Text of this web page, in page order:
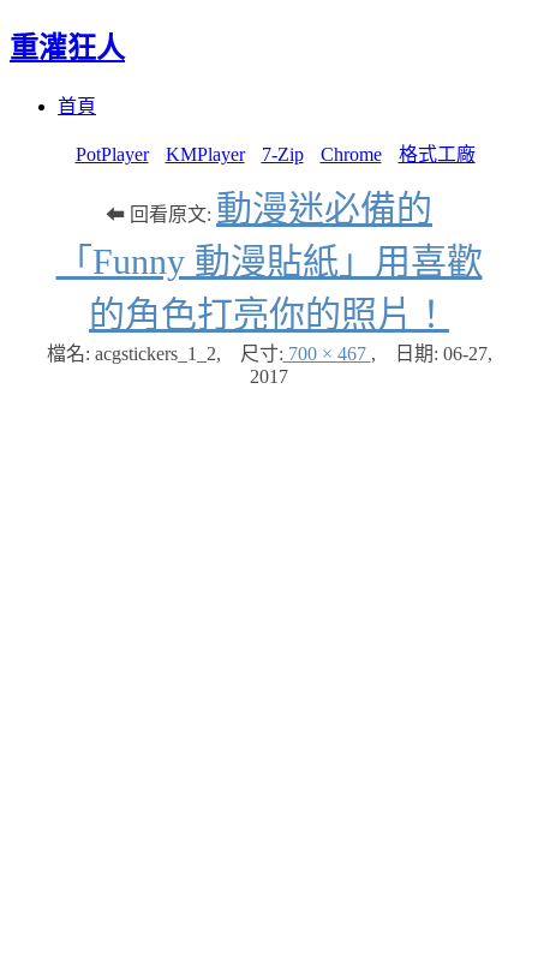
重灌狂人
首頁
PotPlayer KMPlayer 7-Zip Chrome 格式工廠
⬅ 回看原文: 動漫迷必備的
「Funny 動漫貼紙」用喜歡
的角色打亮你的照片！
檔名: acgstickers_1_2, 尺寸: 700 × 467 , 日期: 06-27,
2017